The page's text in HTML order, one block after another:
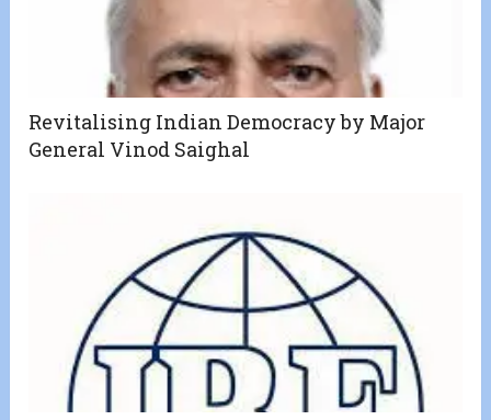
Revitalising Indian Democracy by Major
General Vinod Saighal